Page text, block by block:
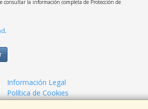
consultar la información completa de Protección de
.
Información Legal
Política de Cookies
Formas de Pago